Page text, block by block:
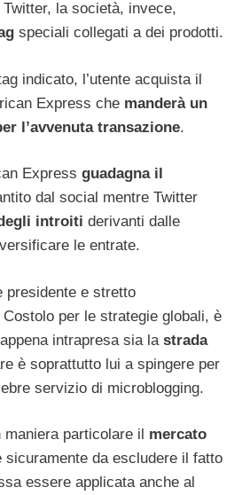
la società, invece,
speciali collegati a dei prodotti.
indicato, l’utente acquista il
Express che manderà un
l’avvenuta transazione.
Express guadagna il
dal social mentre Twitter
introiti derivanti dalle
le entrate.
presidente e stretto
per le strategie globali, è
intrapresa sia la strada
è soprattutto lui a spingere per
servizio di microblogging.
particolare il mercato
sicuramente da escludere il fatto
essere applicata anche al